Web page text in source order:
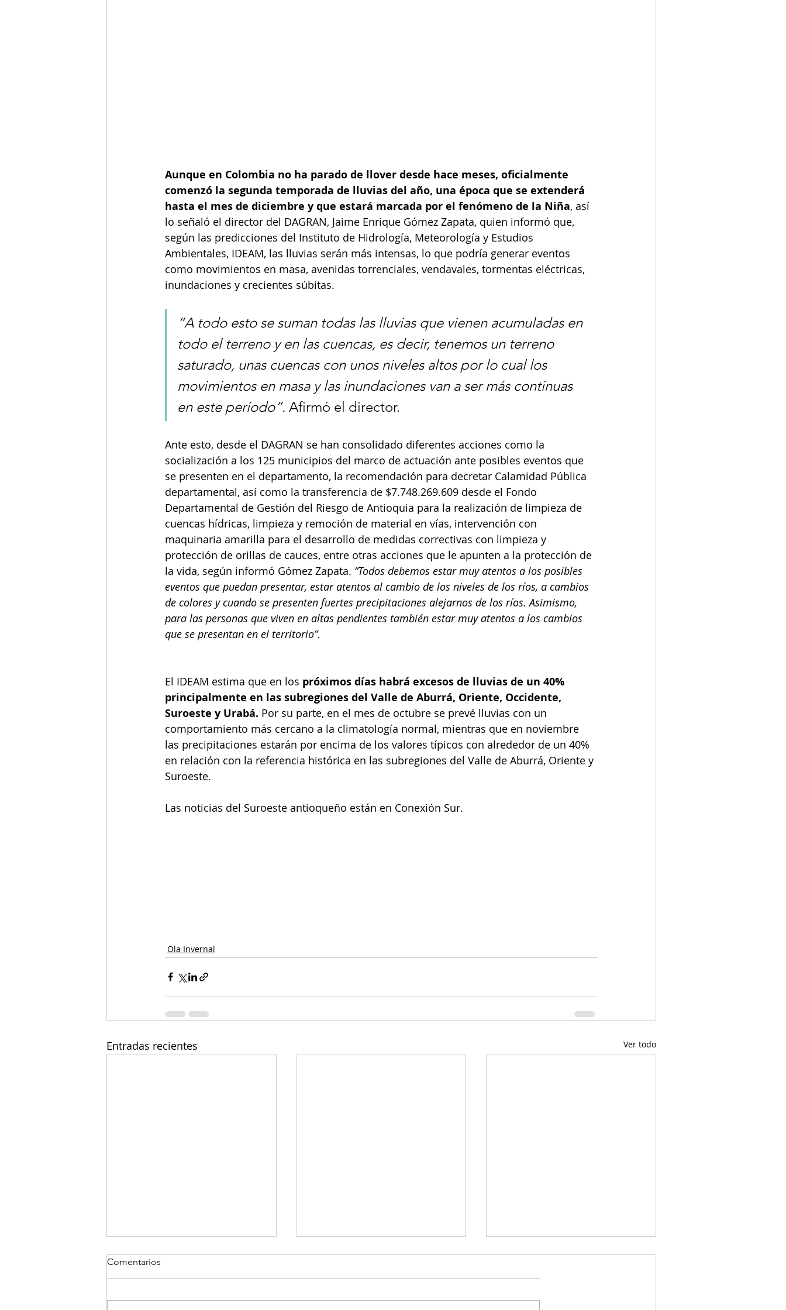
Aunque en Colombia no ha parado de llover desde hace meses, oficialmente
comenzó la segunda temporada de lluvias del año, una época que se extenderá
hasta el mes de diciembre y que estará marcada por el fenómeno de la Niña, así
lo señaló el director del DAGRAN, Jaime Enrique Gómez Zapata, quien informó que,
según las predicciones del Instituto de Hidrología, Meteorología y Estudios
Ambientales, IDEAM, las lluvias serán más intensas, lo que podría generar eventos
como movimientos en masa, avenidas torrenciales, vendavales, tormentas eléctricas,
inundaciones y crecientes súbitas.
“A todo esto se suman todas las lluvias que vienen acumuladas en
todo el terreno y en las cuencas, es decir, tenemos un terreno
saturado, unas cuencas con unos niveles altos por lo cual los
movimientos en masa y las inundaciones van a ser más continuas
en este período”. Afirmó el director.
Ante esto, desde el DAGRAN se han consolidado diferentes acciones como la
socialización a los 125 municipios del marco de actuación ante posibles eventos que
se presenten en el departamento, la recomendación para decretar Calamidad Pública
departamental, así como la transferencia de $7.748.269.609 desde el Fondo
Departamental de Gestión del Riesgo de Antioquia para la realización de limpieza de
cuencas hídricas, limpieza y remoción de material en vías, intervención con
maquinaria amarilla para el desarrollo de medidas correctivas con limpieza y
protección de orillas de cauces, entre otras acciones que le apunten a la protección de
la vida, según informó Gómez Zapata. “Todos debemos estar muy atentos a los posibles
eventos que puedan presentar, estar atentos al cambio de los niveles de los ríos, a cambios
de colores y cuando se presenten fuertes precipitaciones alejarnos de los ríos. Asimismo,
para las personas que viven en altas pendientes también estar muy atentos a los cambios
que se presentan en el territorio”.
El IDEAM estima que en los próximos días habrá excesos de lluvias de un 40%
principalmente en las subregiones del Valle de Aburrá, Oriente, Occidente,
Suroeste y Urabá. Por su parte, en el mes de octubre se prevé lluvias con un
comportamiento más cercano a la climatología normal, mientras que en noviembre
las precipitaciones estarán por encima de los valores típicos con alrededor de un 40%
en relación con la referencia histórica en las subregiones del Valle de Aburrá, Oriente y
Suroeste.
Las noticias del Suroeste antioqueño están en Conexión Sur.
Ola Invernal
Entradas recientes Ver todo
Comentarios